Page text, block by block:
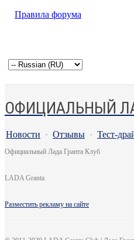
Правила форума
ОФИЦИАЛЬНЫЙ
Новости · Отзывы · Тест-
Официальный Лада Гранта Клуб
LADA Granta
Разместить рекламу на сайте